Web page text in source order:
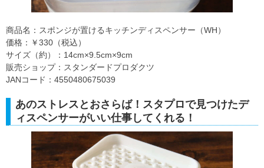
商品名：スポンジが置けるキッチンディスペンサー（WH）
価格：￥330（税込）
サイズ（約）：14cm×9.5cm×9cm
販売ショップ：スタンダードプロダクツ
JANコード：4550480675039
あのストレスとおさらば！スタプロで見つけたデ
ィスペンサーがいい仕事してくれる！